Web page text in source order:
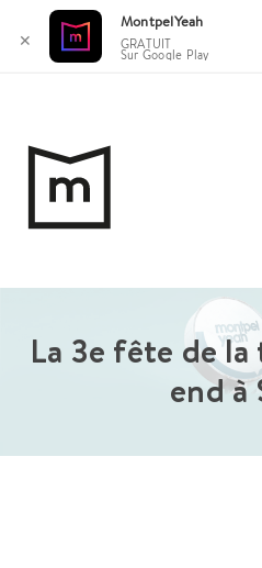
contenu
La 3e fête de
end à
✕
MontpelYeah
GRATUIT
Sur Google Play